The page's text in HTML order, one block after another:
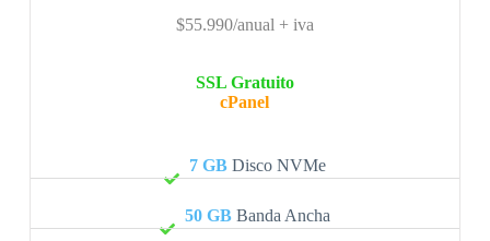
$55.990/anual + iva
SSL Gratuito
cPanel
7 GBDisco NVMe
50 GBBanda Ancha